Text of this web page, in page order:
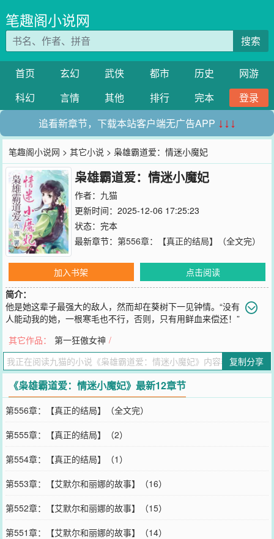
笔趣阁小说网
搜索
首页 玄幻 武侠 都市 历史
网游
科幻
言情 其他 排行 完本
登录
追看新章节，下载本站客户端无广告APP ↓↓↓
笔趣阁小说网 >其它小说 > 枭雄霸道爱：情迷小魔妃
枭雄霸道爱：情迷小魔妃
作者： 九猫
更新时间：2025-12-06 17:25:23
状态：完本
最新章节： 第556章：【真正的结局】（全文完）
加入书架
点击阅读
简介：
他是她这辈子最强大的敌人，然而却在葵树下一见钟情。“没有
人能动我的她，一根寒毛也不行，否则，只有用鲜血来偿还！”
体上踏过去！”一句承诺，千山万水，亿万星空，我等你！
您要是觉得《枭雄霸道爱：情迷小魔妃》还不错的话请不要忘记向您
QQ群和微博微信里的朋友推荐哦！
其它作品： 第一狂傲女神 /
复制分享
《枭雄霸道爱：情迷小魔妃》最新12章节
第556章：【真正的结局】（全文完）
第555章：【真正的结局】（2）
第554章：【真正的结局】（1）
第553章：【艾默尔和丽娜的故事】（16）
第552章：【艾默尔和丽娜的故事】（15）
第551章：【艾默尔和丽娜的故事】（14）